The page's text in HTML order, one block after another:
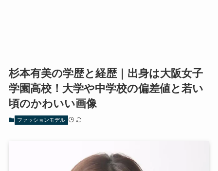
杉本有美の学歴と経歴｜出身は大阪女子
学園高校！大学や中学校の偏差値と若い
頃のかわいい画像
ファッションモデル